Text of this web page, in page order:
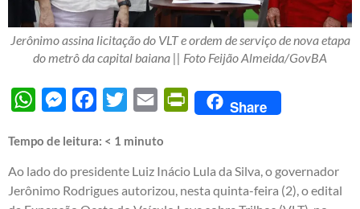
Jerônimo assina licitação do VLT e ordem de serviço de nova etapa
do metrô da capital baiana || Foto Feijão Almeida/GovBA
WhatsAppMessengerFacebook
Twitter Email PrintFriendly
Share
Tempo de leitura: < 1 minuto
Ao lado do presidente Luiz Inácio Lula da Silva, o governador
Jerônimo Rodrigues autorizou, nesta quinta-feira (2), o edital